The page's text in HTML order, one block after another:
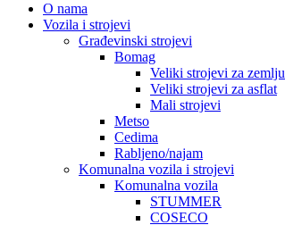
O nama
Vozila i strojevi
Građevinski strojevi
Bomag
Veliki strojevi za zemlju
Veliki strojevi za asflat
Mali strojevi
Metso
Cedima
Rabljeno/najam
Komunalna vozila i strojevi
Komunalna vozila
STUMMER
COSECO